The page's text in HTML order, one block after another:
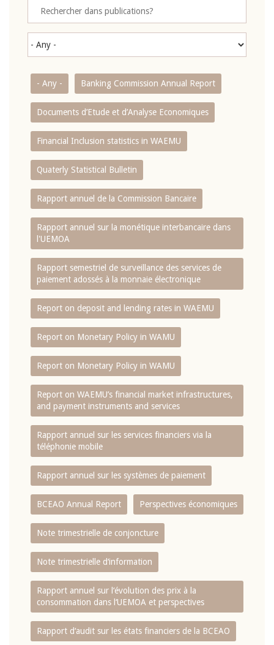
- Any - Banking Commission Annual Report
Documents d’Etude et d’Analyse Economiques
Financial Inclusion statistics in WAEMU
Quaterly Statistical Bulletin
Rapport annuel de la Commission Bancaire
Rapport annuel sur la monétique interbancaire dans
l'UEMOA
Rapport semestriel de surveillance des services de
paiement adossés à la monnaie électronique
Report on deposit and lending rates in WAEMU
Report on Monetary Policy in WAMU
Report on Monetary Policy in WAMU
Report on WAEMU’s financial market infrastructures,
and payment instruments and services
Rapport annuel sur les services financiers via la
téléphonie mobile
Rapport annuel sur les systèmes de paiement
BCEAO Annual Report Perspectives économiques
Note trimestrielle de conjoncture
Note trimestrielle d‘information
Rapport annuel sur l‘évolution des prix à la
consommation dans l‘UEMOA et perspectives
Rapport d‘audit sur les états financiers de la BCEAO